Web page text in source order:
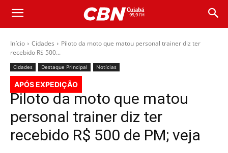
Início Cidades
Piloto da moto que matou personal trainer diz ter
recebido R$ 500...
Cidades Destaque Principal Notícias
APÓS EXPEDIÇÃO
Piloto da moto que matou
personal trainer diz ter
recebido R$ 500 de PM; veja